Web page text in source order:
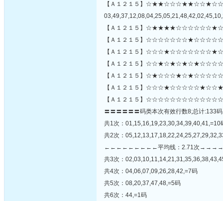
【Ａ１２１５】
【Ａ１２１５】
【Ａ１２１５】
【Ａ１２１５】
【Ａ１２１５】
【Ａ１２１５】
【Ａ１２１５】
【Ａ１２１５】
〓〓〓〓〓〓码类本次有效行数8;总计:133
共1次：01,15,16,19,23,30,34,39,40,41,=10
共2次：
←←←←←←←←←平均线：2.71次
共3次：
共4次：04,06,07,09,26,28,42,=7码
共5次：08,20,37,47,48,=5码
共6次：44,=1码